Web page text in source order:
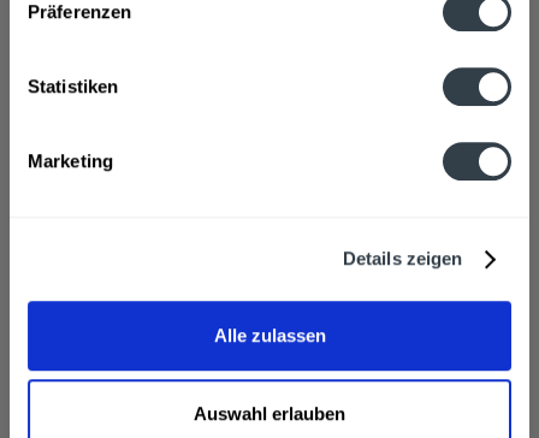
Präferenzen
Statistiken
Marketing
Details zeigen
Alle zulassen
Auswahl erlauben
La Ligne Cremeseife im Spender Milch & Honig...
Inhalt0.5 Liter